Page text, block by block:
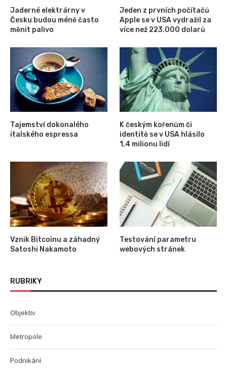
Jaderné elektrárny v
Česku budou méně často
měnit palivo
Jeden z prvních počítačů
Apple se v USA vydražil za
více než 223.000 dolarů
Tajemství dokonalého
italského espressa
K českým kořenům či
identitě se v USA hlásilo
1,4 milionu lidí
Vznik Bitcoinu a záhadný
Satoshi Nakamoto
Testování parametru
webových stránek
RUBRIKY
Objektiv
Metropole
Podnikání